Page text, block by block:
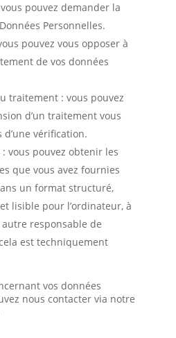
pouvez demander la
Personnelles.
pouvez vous opposer à
de vos données
traitement : vous pouvez
d’un traitement vous
vérification.
vous pouvez obtenir les
que vous avez fournies
un format structuré,
lisible pour l’ordinateur, à
responsable de
est techniquement
vos données
nous contacter via notre